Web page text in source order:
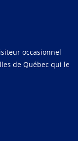
occasionnel
de Québec qui le